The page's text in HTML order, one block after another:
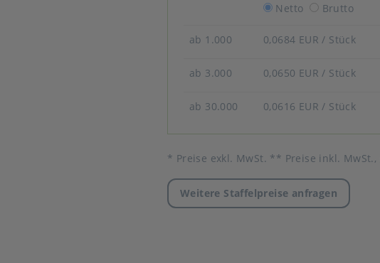
Netto
Brutto
ab 1.000 0,0684 EUR / Stück
ab 3.000 0,0650 EUR / Stück
ab 30.000 0,0616 EUR / Stück
* Preise exkl. MwSt. ** Preise inkl. MwSt.,
Weitere Staffelpreise anfragen